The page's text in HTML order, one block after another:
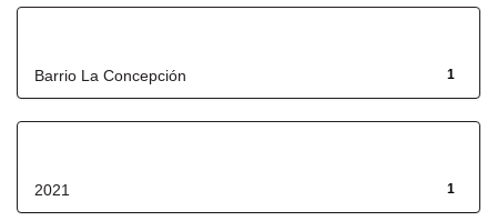
1
Barrio La Concepción
1
2021